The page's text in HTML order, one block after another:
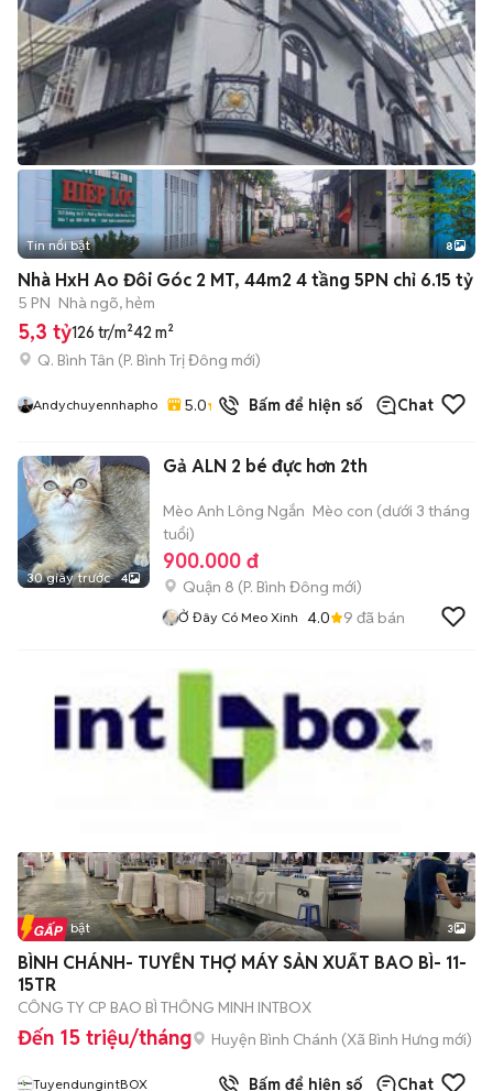
+2
Tin nổi bật 8
Nhà HxH Ao Đôi Góc 2 MT, 44m2 4 tầng 5PN chỉ 6.15 tỷ
5 PN Nhà ngõ, hẻm
5,3 tỷ126 tr/m²42 m²
Q. Bình Tân (P. Bình Trị Đông mới)
Andychuyennhapho 5.0 9đã bán
Bấm để hiện số Chat
30 giây trước 4
Gả ALN 2 bé đực hơn 2th
Mèo Anh Lông Ngắn Mèo con (dưới 3 tháng
tuổi)
900.000 đ
Quận 8 (P. Bình Đông mới)
Ở Đây Có Meo Xinh 4.0 9 đã bán
Tin nổi bật 3
BÌNH CHÁNH- TUYỂN THỢ MÁY SẢN XUẤT BAO BÌ- 11-
15TR
CÔNG TY CP BAO BÌ THÔNG MINH INTBOX
Đến 15 triệu/tháng Huyện Bình Chánh (Xã Bình Hưng mới)
TuyendungintBOX Bấm để hiện số Chat